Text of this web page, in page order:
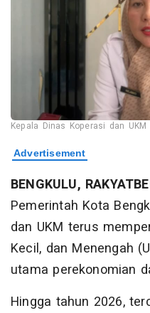
Kepala Dinas Koperasi dan
BENGKULU,
Pemerintah Kota
dan UKM terus
Kecil, dan Menengah
utama perekonomian
Hingga tahun 2026,